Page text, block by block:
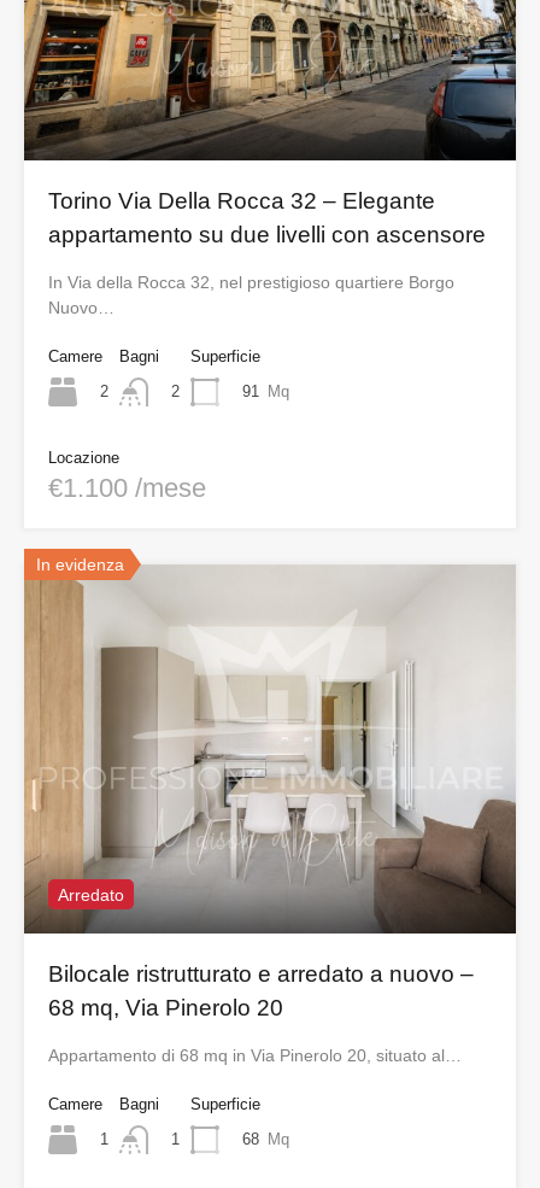
Torino Via Della Rocca 32 – Elegante
appartamento su due livelli con ascensore
In Via della Rocca 32, nel prestigioso quartiere Borgo
Nuovo…
Camere
2
Bagni
2
Superficie
91
Mq
Locazione
€1.100 /mese
In evidenza
Arredato
Bilocale ristrutturato e arredato a nuovo –
68 mq, Via Pinerolo 20
Appartamento di 68 mq in Via Pinerolo 20, situato al…
Camere
1
Bagni
1
Superficie
68 Mq